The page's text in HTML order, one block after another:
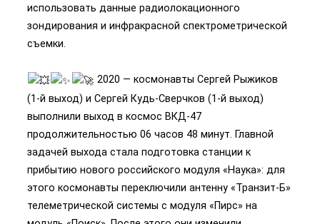
использовать данные радиолокационного
зондирования и инфракрасной спектрометрической
съемки.
2020 — космонавты Сергей Рыжиков
(1-й выход) и Сергей Кудь-Сверчков (1-й выход)
выполнили выход в космос ВКД-47
продолжительностью 06 часов 48 минут. Главной
задачей выхода стала подготовка станции к
прибытию нового российского модуля «Наука»: для
этого космонавты переключили антенну «Транзит-Б»
телеметрической системы с модуля «Пирс» на